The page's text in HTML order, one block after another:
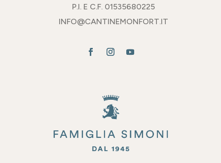
P.I. E C.F. 01535680225
INFO@CANTINEMONFORT.IT